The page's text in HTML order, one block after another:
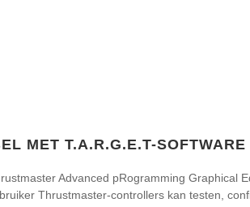
MET T.A.R.G.E.T-
Advanced pRogramming Graphical
Thrustmaster-controllers kan testen,